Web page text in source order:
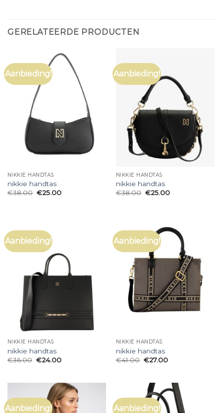
GERELATEERDE PRODUCTEN
Aanbieding!
NIKKIE HANDTAS
nikkie handtas
€38.00 €25.00
Aanbieding!
NIKKIE HANDTAS
nikkie handtas
€38.00 €25.00
Aanbieding!
NIKKIE HANDTAS
nikkie handtas
€36.00 €24.00
Aanbieding!
NIKKIE HANDTAS
nikkie handtas
€41.00 €27.00
Aanbieding! Aanbieding!